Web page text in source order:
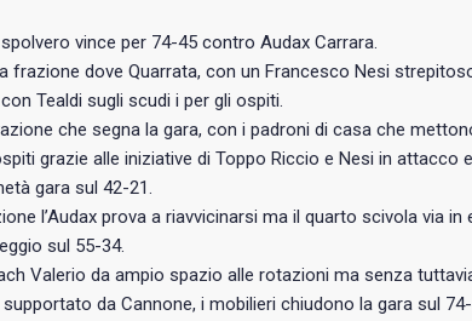
vince per 74-45 contro Audax Carrara.
frazione dove Quarrata, con un Francesco Nesi
Tealdi sugli scudi i per gli ospiti.
che segna la gara, con i padroni di casa che
grazie alle iniziative di Toppo Riccio e Nesi in attacco
gara sul 42-21.
l’Audax prova a riavvicinarsi ma il quarto scivola via
sul 55-34.
Valerio da ampio spazio alle rotazioni ma senza
supportato da Cannone, i mobilieri chiudono la gara sul